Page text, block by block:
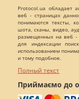
Protocol.ua обладает
веб - страницах
понимаются тексты,
шота, сканы, видео,
размещенных на веб -
для индексации
использованием
и тому подобное.
Полный текст
Приймаємо до